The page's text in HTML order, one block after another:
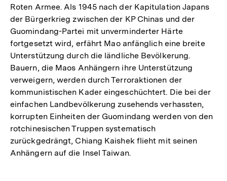
Roten Armee. Als 1945 nach der Kapitulation Japans
der Bürgerkrieg zwischen der KP Chinas und der
Guomindang-Partei mit unverminderter Härte
fortgesetzt wird, erfährt Mao anfänglich eine breite
Unterstützung durch die ländliche Bevölkerung.
Bauern, die Maos Anhängern ihre Unterstützung
verweigern, werden durch Terroraktionen der
kommunistischen Kader eingeschüchtert. Die bei der
einfachen Landbevölkerung zusehends verhassten,
korrupten Einheiten der Guomindang werden von den
rotchinesischen Truppen systematisch
zurückgedrängt, Chiang Kaishek flieht mit seinen
Anhängern auf die Insel Taiwan.